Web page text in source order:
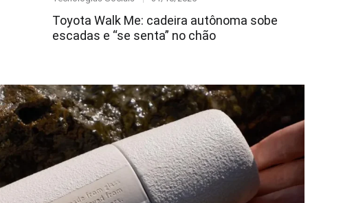
Toyota Walk Me: cadeira autônoma sobe
escadas e “se senta” no chão